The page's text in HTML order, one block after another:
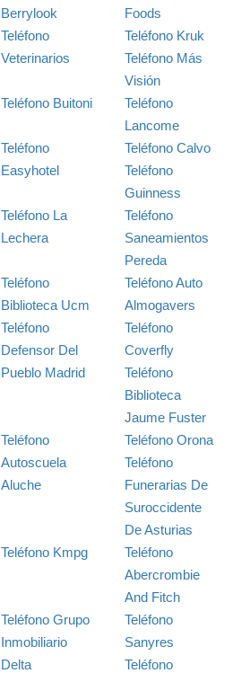
Berrylook
Foods
Teléfono
Veterinarios
Teléfono Kruk
Teléfono Más
Visión
Teléfono Buitoni
Teléfono
Lancome
Teléfono
Easyhotel
Teléfono Calvo
Teléfono
Guinness
Teléfono La
Lechera
Teléfono
Saneamientos
Pereda
Teléfono
Biblioteca Ucm
Teléfono Auto
Almogavers
Teléfono
Defensor Del
Pueblo Madrid
Teléfono
Coverfly
Teléfono
Biblioteca
Jaume Fuster
Teléfono
Autoscuela
Aluche
Teléfono Orona
Teléfono
Funerarias De
Suroccidente
De Asturias
Teléfono Kmpg
Teléfono
Abercrombie
And Fitch
Teléfono Grupo
Inmobiliario
Delta
Teléfono
Sanyres
Teléfono